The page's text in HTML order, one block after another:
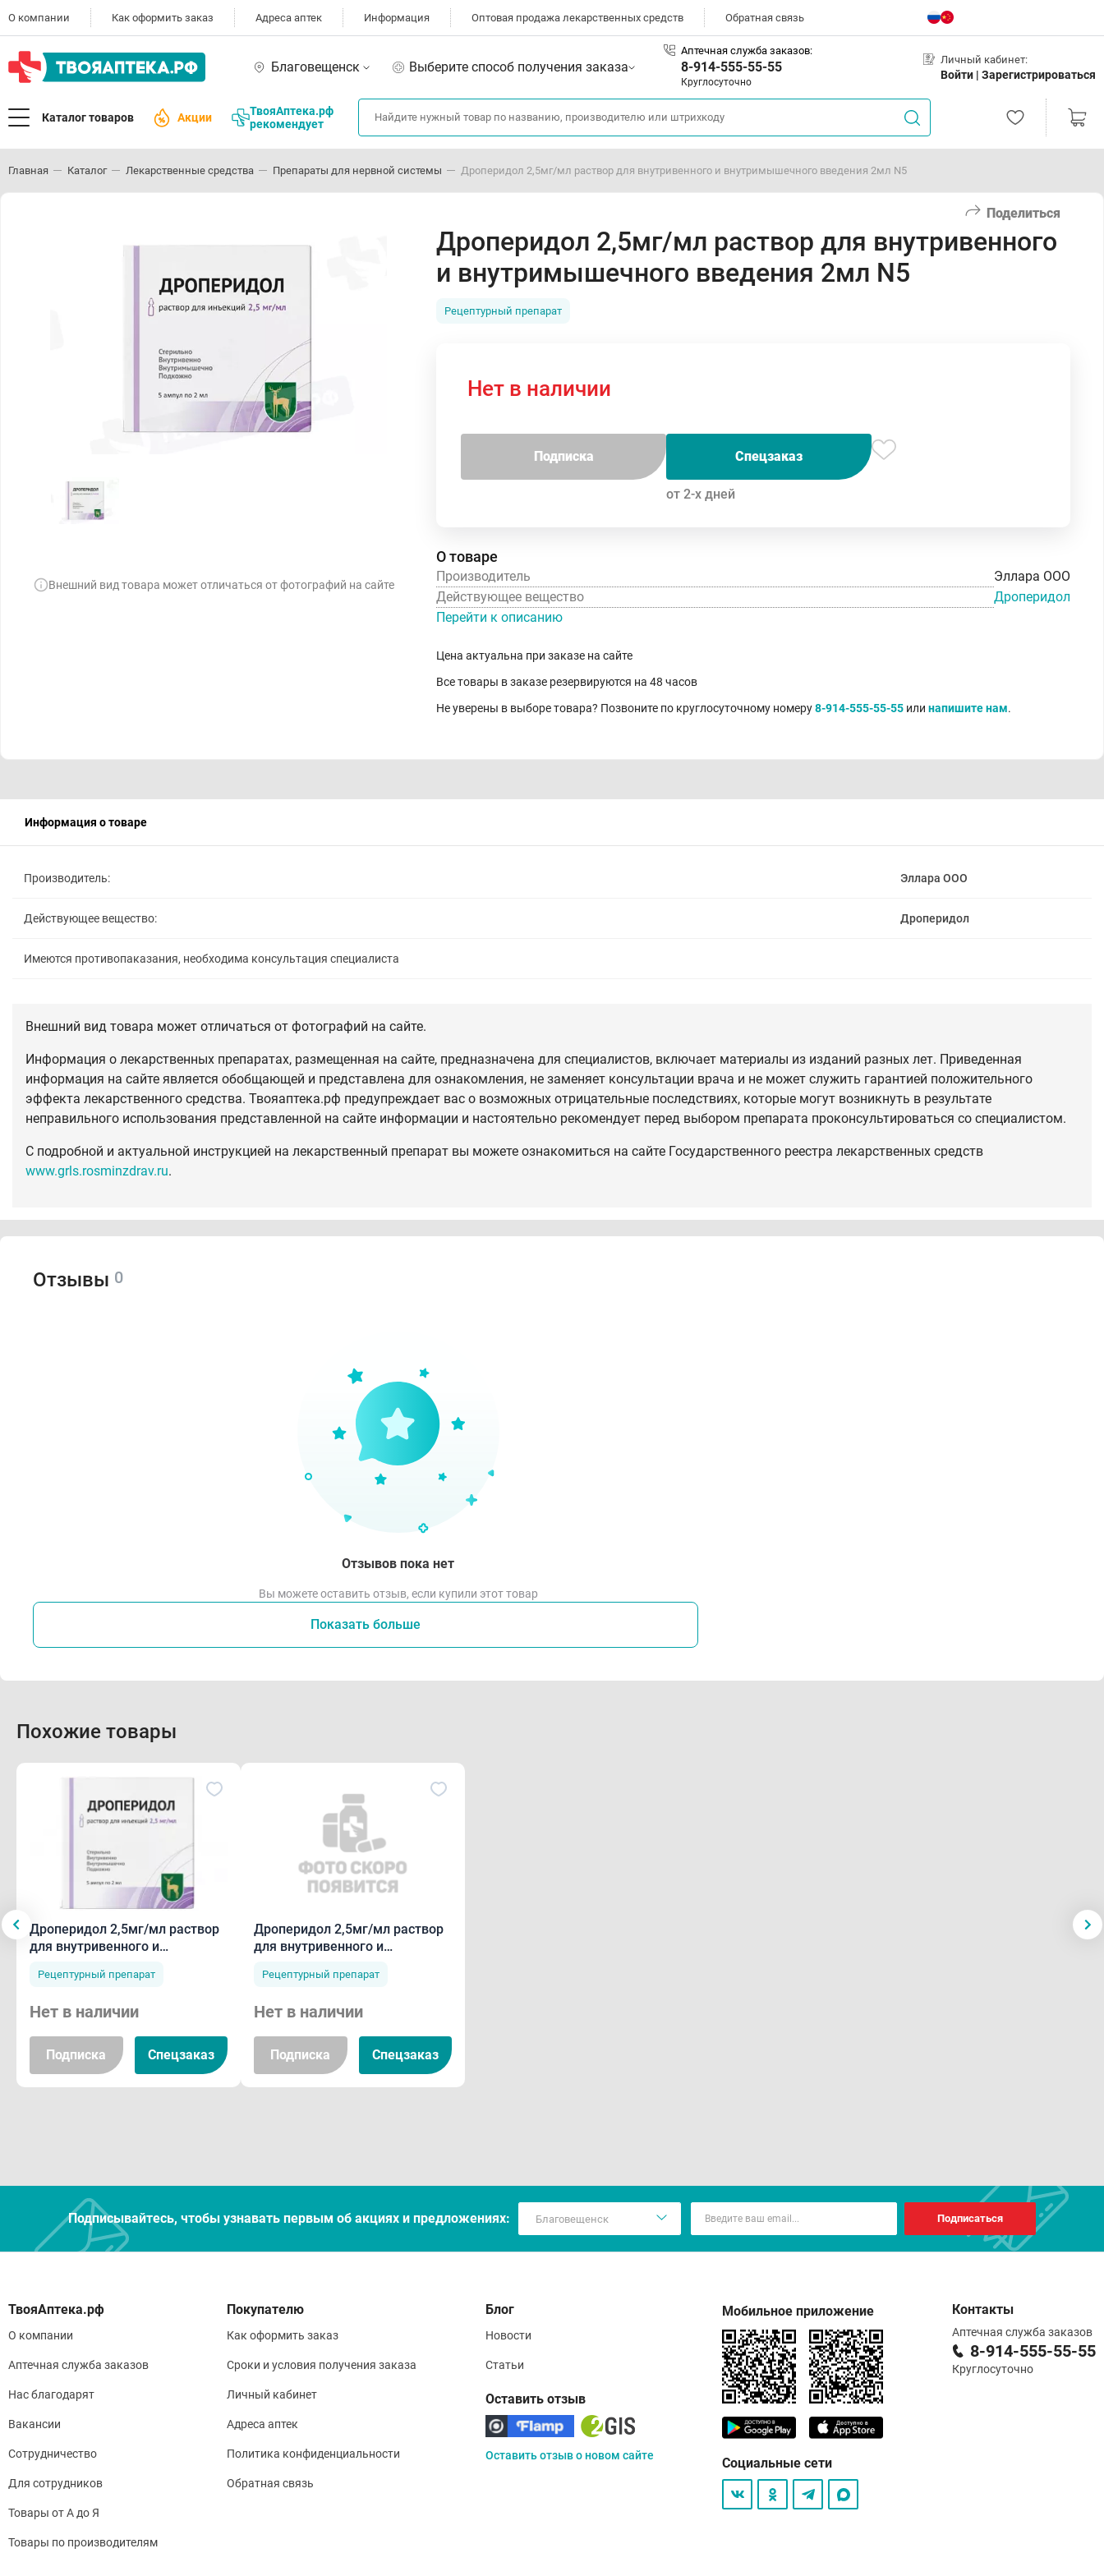
О компании Как оформить заказ Адреса аптек Информация Оптовая продажа лекарственных средств Обратная связь
Благовещенск Выберите способ получения заказа
Аптечная служба заказов:
8-914-555-55-55
Круглосуточно
Личный кабинет:
Войти | Зарегистрироваться
Каталог товаров Акции
ТвояАптека.рф
рекомендует
Главная Каталог Лекарственные средства Препараты для нервной системы Дроперидол 2,5мг/мл раствор для внутривенного и внутримышечного введения 2мл N5
Поделиться
Внешний вид товара может отличаться от фотографий на сайте
Дроперидол 2,5мг/мл раствор для внутривенного
и внутримышечного введения 2мл N5
Рецептурный препарат
Нет в наличии
Подписка Спецзаказ
от 2-х дней
О товаре
Производитель
Эллара ООО
Действующее вещество
Дроперидол
Перейти к описанию
Цена актуальна при заказе на сайте
Все товары в заказе резервируются на 48 часов
Не уверены в выборе товара? Позвоните по круглосуточному номеру8-914-555-55-55 или напишите нам.
Информация о товаре
Производитель: Эллара ООО
Действующее вещество: Дроперидол
Имеются противопаказания, необходима консультация специалиста
Внешний вид товара может отличаться от фотографий на сайте.
Информация о лекарственных препаратах, размещенная на сайте, предназначена для специалистов, включает материалы из изданий разных лет. Приведенная
информация на сайте является обобщающей и представлена для ознакомления, не заменяет консультации врача и не может служить гарантией положительного
эффекта лекарственного средства. Твояаптека.рф предупреждает вас о возможных отрицательные последствиях, которые могут возникнуть в результате
неправильного использования представленной на сайте информации и настоятельно рекомендует перед выбором препарата проконсультироваться со специалистом.
С подробной и актуальной инструкцией на лекарственный препарат вы можете ознакомиться на сайте Государственного реестра лекарственных средств
www.grls.rosminzdrav.ru.
Отзывы 0
Отзывов пока нет
Вы можете оставить отзыв, если купили этот товар
Показать больше
Похожие товары
Дроперидол 2,5мг/мл раствор
для внутривенного и
2мл N5
Рецептурный препарат
Нет в наличии
Подписка Спецзаказ
Дроперидол 2,5мг/мл раствор
для внутривенного и
5мл N5
Рецептурный препарат
Нет в наличии
Подписка Спецзаказ
Подписывайтесь, чтобы узнавать первым об акцияx и предложениях: Подписаться
О компании
Аптечная служба заказов
Нас благодарят
Вакансии
Сотрудничество
Для сотрудников
Товары от А до Я
Товары по производителям
Покупателю
Как оформить заказ
Сроки и условия получения заказа
Личный кабинет
Адреса аптек
Политика конфиденциальности
Обратная связь
Блог
Новости
Статьи
Оставить отзыв
Оставить отзыв о новом сайте
Мобильное приложение
Социальные сети
Контакты
Аптечная служба заказов
8-914-555-55-55
Круглосуточно